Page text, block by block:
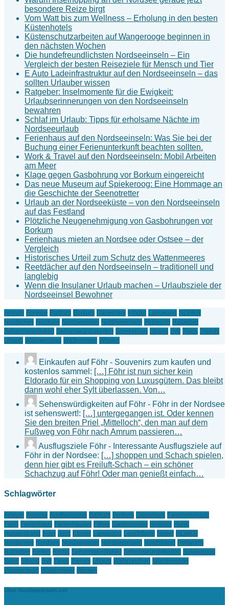
besondere Reize birgt
Vom Watt bis zum Wellness – Erholung in den besten
Küstenhotels
Küstenschutzarbeiten auf Wangerooge beginnen in
den nächsten Wochen
Die hundefreundlichsten Nordseeinseln – Ein
Vergleich der besten Reiseziele für Mensch und Tier
E Auto Ladeinfrastruktur auf den Nordseeinseln – das
sollten Urlauber wissen
Ratgeber: Inselmomente für die Ewigkeit:
Urlaubserinnerungen von den Nordseeinseln
bewahren
Schlaf im Urlaub: Tipps für erholsame Nächte im
Nordseeurlaub
Ferienhaus auf den Nordseeinseln: Was Sie bei der
Buchung einer Ferienunterkunft beachten sollten.
Work & Travel auf den Nordseeinseln: Mobil Arbeiten
am Meer
Klage gegen Gasbohrung vor Borkum eingereicht
Das neue Museum auf Spiekeroog: Eine Hommage an
die Geschichte der Seenotretter
Urlaub an der Nordseeküste – von den Nordseeinseln
auf das Festland
Plötzliche Neugenehmigung von Gasbohrungen vor
Borkum
Ferienhaus mieten an Nordsee oder Ostsee – der
Vergleich
Historisches Urteil zum Schutz des Wattenmeeres
Reetdächer auf den Nordseeinseln – traditionell und
langlebig
Wenn die Insulaner Urlaub machen – Urlaubsziele der
Nordseeinsel Bewohner
Amrum Anreise Baltrum Borkum Dänemark KInder Langeoog NLWKN
Norderney Nordsee Nordseeinsel Nordseeinseln Pellworm Ratgeber
Sehenswürdigkeit Sehenswürdigkeiten Spiekeroog Strand Sylt Tipps Trends
Urlaub Wangerooge Wattenmeer Wissen
Einkaufen auf Föhr - Souvenirs zum kaufen und
kostenlos sammel: […] Föhr ist nun sicher kein
Eldorado für ein Shopping von Luxusgütern. Das bleibt
dann wohl eher Sylt überlassen. Von…
Sehenswürdigkeiten auf Föhr - Föhr in der Nordsee
ist sehenswert!: […] untergegangen ist. Oder kennen
Sie den breiten Priel „Mittelloch“, den man auf dem
Fußweg von Föhr nach Amrum passieren…
Ausflugsziele Föhr - Interessante Ausflugsziele auf
Föhr in der Nordsee: […] shoppen und Schach spielen,
denn hier gibt es Freiluft-Schach – ein schöner
Schachzug auf Föhr! Oder man genießt einfach…
Schlagwörter
Amrum Anreise Ausflugsziele Baltrum Borkum Dänemark Familienurlaub
Fanö Ferienhaus Ferienhäuser Fähre Gastronomie Holland Hund
Hundestrand Insel Juist KInder Langeoog Leuchtturm Nebel NLWKN
Norderney Nordsee Nordseeinsel Nordseeinseln Nordstrand Pellworm
Ratgeber Reiten Romö Sehenswürdigkeit Sehenswürdigkeiten Spiekeroog
Sport Strand Sylt Tipps Trends Urlaub Wahrzeichen Wangerooge
Wassersport Wattenmeer Wissen
Über Nordseeinseln.net